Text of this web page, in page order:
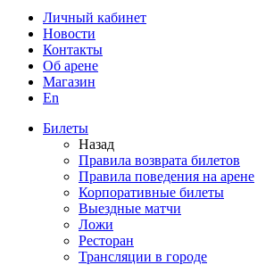
Личный кабинет
Новости
Контакты
Об арене
Магазин
En
Билеты
Назад
Правила возврата билетов
Правила поведения на арене
Корпоративные билеты
Выездные матчи
Ложи
Ресторан
Трансляции в городе